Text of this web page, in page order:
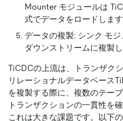
Mounter モジュールは
式でデータをロードします
データの複製: シンク モ
ダウンストリームに複製し
TiCDCの上流は、トランザク
リレーショナルデータベース
を複製する際に、複数のテー
トランザクションの一貫性を
これは大きな課題です。以下